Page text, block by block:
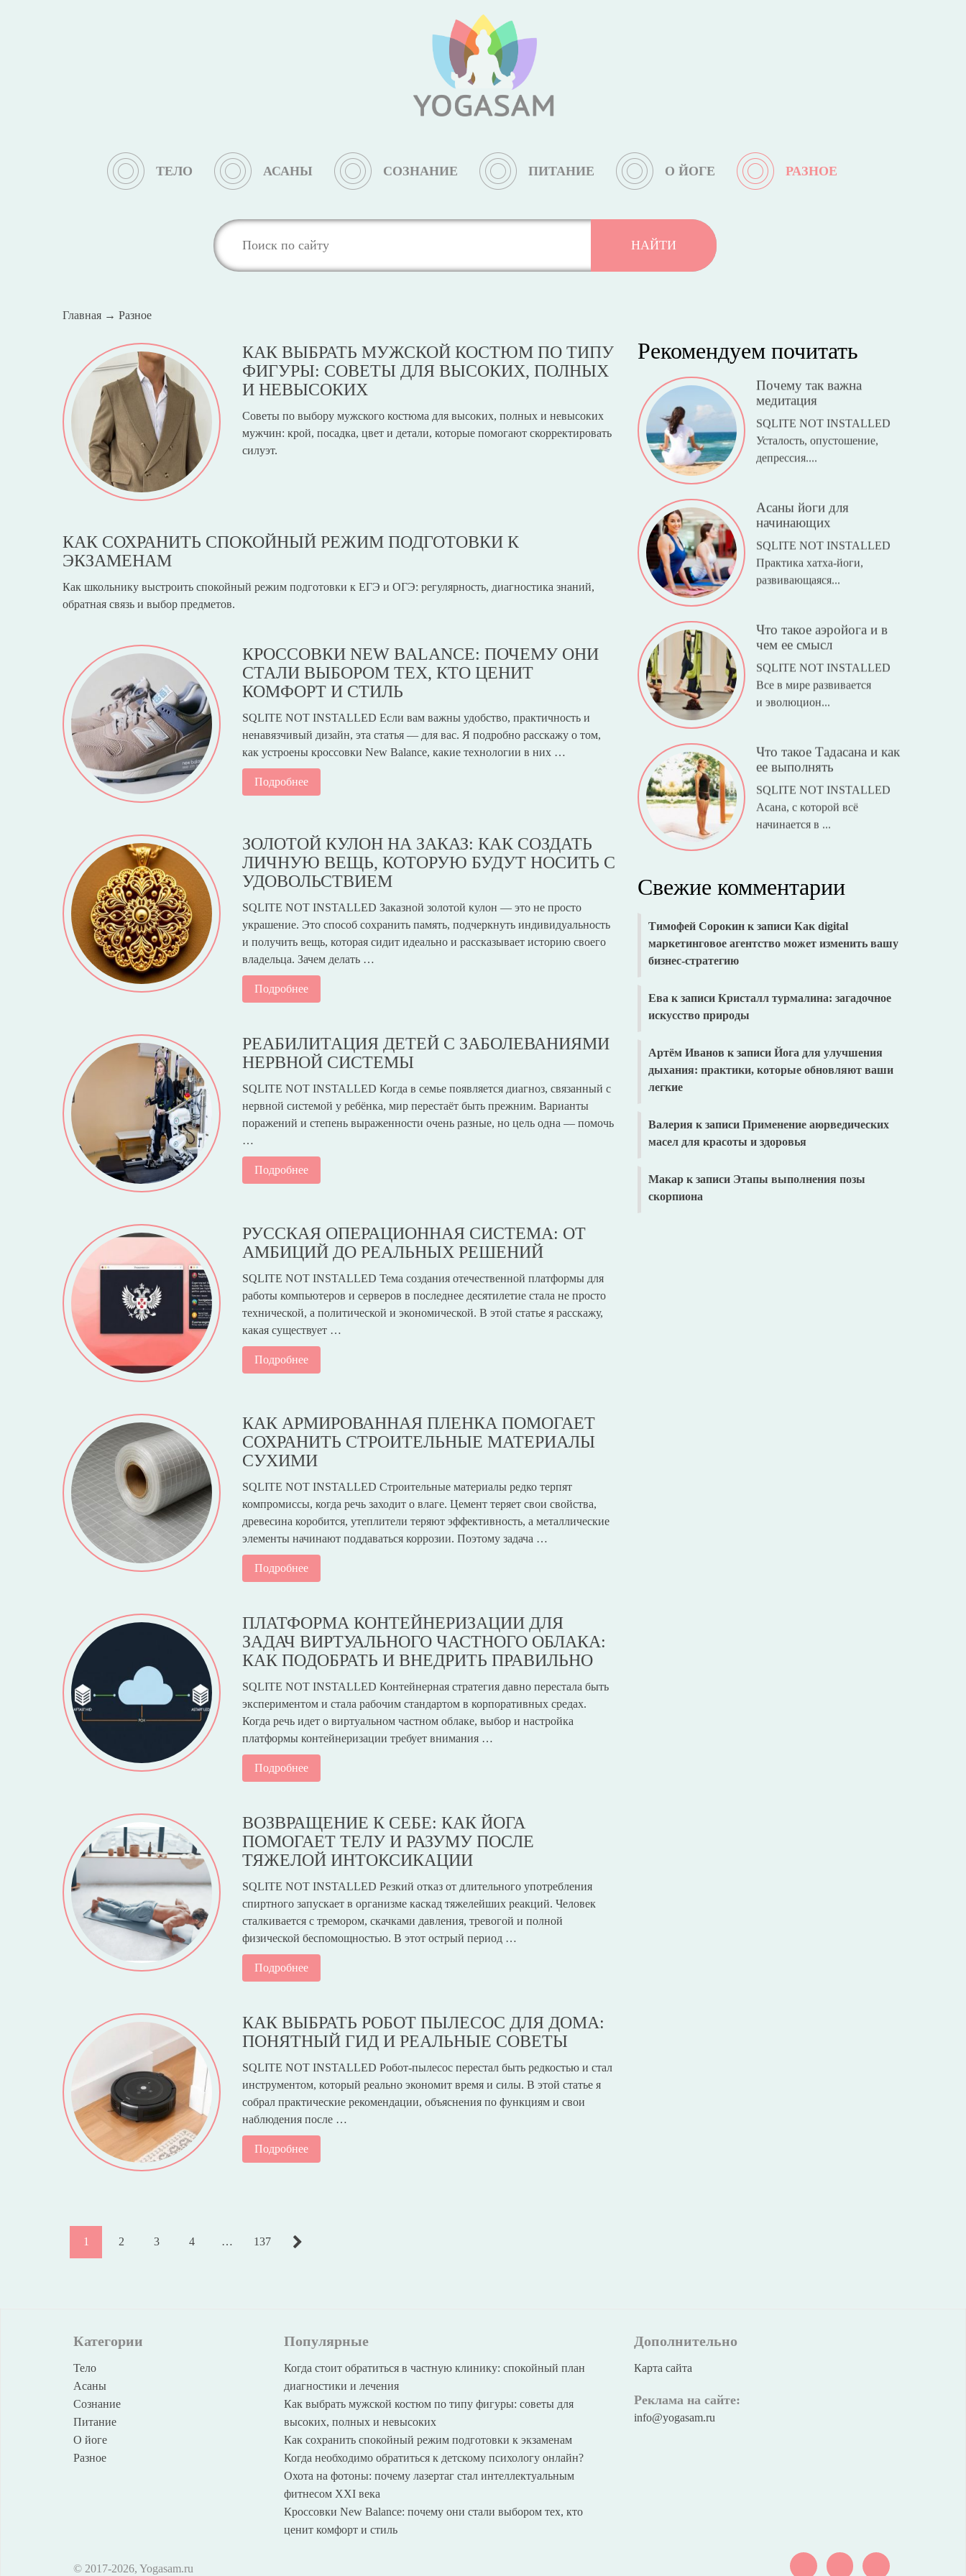
ТЕЛО АСАНЫ СОЗНАНИЕ ПИТАНИЕ О ЙОГЕ РАЗНОЕ
Главная → Разное
КАК ВЫБРАТЬ МУЖСКОЙ КОСТЮМ ПО ТИПУ
ФИГУРЫ: СОВЕТЫ ДЛЯ ВЫСОКИХ, ПОЛНЫХ
И НЕВЫСОКИХ
Советы по выбору мужского костюма для высоких, полных и невысоких
мужчин: крой, посадка, цвет и детали, которые помогают скорректировать
силуэт.
КАК СОХРАНИТЬ СПОКОЙНЫЙ РЕЖИМ ПОДГОТОВКИ К
ЭКЗАМЕНАМ
Как школьнику выстроить спокойный режим подготовки к ЕГЭ и ОГЭ: регулярность, диагностика знаний,
обратная связь и выбор предметов.
КРОССОВКИ NEW BALANCE: ПОЧЕМУ ОНИ
СТАЛИ ВЫБОРОМ ТЕХ, КТО ЦЕНИТ
КОМФОРТ И СТИЛЬ
SQLITE NOT INSTALLED Если вам важны удобство, практичность и
ненавязчивый дизайн, эта статья — для вас. Я подробно расскажу о том,
как устроены кроссовки New Balance, какие технологии в них …
Подробнее
ЗОЛОТОЙ КУЛОН НА ЗАКАЗ: КАК СОЗДАТЬ
ЛИЧНУЮ ВЕЩЬ, КОТОРУЮ БУДУТ НОСИТЬ С
УДОВОЛЬСТВИЕМ
SQLITE NOT INSTALLED Заказной золотой кулон — это не просто
украшение. Это способ сохранить память, подчеркнуть индивидуальность
и получить вещь, которая сидит идеально и рассказывает историю своего
владельца. Зачем делать …
Подробнее
РЕАБИЛИТАЦИЯ ДЕТЕЙ С ЗАБОЛЕВАНИЯМИ
НЕРВНОЙ СИСТЕМЫ
SQLITE NOT INSTALLED Когда в семье появляется диагноз, связанный с
нервной системой у ребёнка, мир перестаёт быть прежним. Варианты
поражений и степень выраженности очень разные, но цель одна — помочь
…
Подробнее
РУССКАЯ ОПЕРАЦИОННАЯ СИСТЕМА: ОТ
АМБИЦИЙ ДО РЕАЛЬНЫХ РЕШЕНИЙ
SQLITE NOT INSTALLED Тема создания отечественной платформы для
работы компьютеров и серверов в последнее десятилетие стала не просто
технической, а политической и экономической. В этой статье я расскажу,
какая существует …
Подробнее
КАК АРМИРОВАННАЯ ПЛЕНКА ПОМОГАЕТ
СОХРАНИТЬ СТРОИТЕЛЬНЫЕ МАТЕРИАЛЫ
СУХИМИ
SQLITE NOT INSTALLED Строительные материалы редко терпят
компромиссы, когда речь заходит о влаге. Цемент теряет свои свойства,
древесина коробится, утеплители теряют эффективность, а металлические
элементы начинают поддаваться коррозии. Поэтому задача …
Подробнее
ПЛАТФОРМА КОНТЕЙНЕРИЗАЦИИ ДЛЯ
ЗАДАЧ ВИРТУАЛЬНОГО ЧАСТНОГО ОБЛАКА:
КАК ПОДОБРАТЬ И ВНЕДРИТЬ ПРАВИЛЬНО
SQLITE NOT INSTALLED Контейнерная стратегия давно перестала быть
экспериментом и стала рабочим стандартом в корпоративных средах.
Когда речь идет о виртуальном частном облаке, выбор и настройка
платформы контейнеризации требует внимания …
Подробнее
ВОЗВРАЩЕНИЕ К СЕБЕ: КАК ЙОГА
ПОМОГАЕТ ТЕЛУ И РАЗУМУ ПОСЛЕ
ТЯЖЕЛОЙ ИНТОКСИКАЦИИ
SQLITE NOT INSTALLED Резкий отказ от длительного употребления
спиртного запускает в организме каскад тяжелейших реакций. Человек
сталкивается с тремором, скачками давления, тревогой и полной
физической беспомощностью. В этот острый период …
Подробнее
КАК ВЫБРАТЬ РОБОТ ПЫЛЕСОС ДЛЯ ДОМА:
ПОНЯТНЫЙ ГИД И РЕАЛЬНЫЕ СОВЕТЫ
SQLITE NOT INSTALLED Робот-пылесос перестал быть редкостью и стал
инструментом, который реально экономит время и силы. В этой статье я
собрал практические рекомендации, объяснения по функциям и свои
наблюдения после …
Подробнее
1 2 3 4 … 137
Рекомендуем почитать
Почему так важна
медитация
SQLITE NOT INSTALLED
Усталость, опустошение,
депрессия....
Асаны йоги для
начинающих
SQLITE NOT INSTALLED
Практика хатха-йоги,
развивающаяся...
Что такое аэройога и в
чем ее смысл
SQLITE NOT INSTALLED
Все в мире развивается
и эволюцион...
Что такое Тадасана и как
ее выполнять
SQLITE NOT INSTALLED
Асана, с которой всё
начинается в ...
Свежие комментарии
Тимофей Сорокин к записи Как digital
маркетинговое агентство может изменить вашу
бизнес-стратегию
Ева к записи Кристалл турмалина: загадочное
искусство природы
Артём Иванов к записи Йога для улучшения
дыхания: практики, которые обновляют ваши
легкие
Валерия к записи Применение аюрведических
масел для красоты и здоровья
Макар к записи Этапы выполнения позы
скорпиона
Категории
Тело
Асаны
Сознание
Питание
О йоге
Разное
Популярные
Когда стоит обратиться в частную клинику: спокойный план
диагностики и лечения
Как выбрать мужской костюм по типу фигуры: советы для
высоких, полных и невысоких
Как сохранить спокойный режим подготовки к экзаменам
Когда необходимо обратиться к детскому психологу онлайн?
Охота на фотоны: почему лазертаг стал интеллектуальным
фитнесом XXI века
Кроссовки New Balance: почему они стали выбором тех, кто
ценит комфорт и стиль
Дополнительно
Карта сайта
Реклама на сайте:
info@yogasam.ru
© 2017-2026, Yogasam.ru